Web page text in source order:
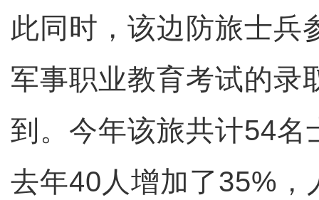
此同时，该边防旅士兵
军事职业教育考试的录
到。今年该旅共计54名
去年40人增加了35%，